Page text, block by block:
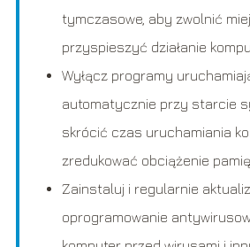
tymczasowe, aby zwolnić
przyspieszyć działanie
Wyłącz programy
automatycznie przy starcie
skrócić czas uruchamiania
zredukować obciążenie
Zainstaluj i regularnie
oprogramowanie